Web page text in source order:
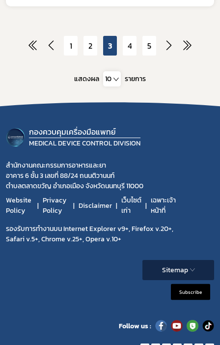
1 2 3 4 5
แสดงผล 10 รายการ
กองควบคุมเครื่องมือแพทย์
MEDICAL DEVICE CONTROL DIVISION
สำนักงานคณะกรรมการอาหารและยา
อาคาร 6 ชั้น 3 เลขที่ 88/24 ถนนติวานนท์
ตำบลตลาดขวัญ อำเภอเมือง จังหวัดนนทบุรี 11000
Website
Policy
Privacy
Policy
Disclaimer
เว็บไซต์
เก่า
เฉพาะเจ้า
หน้าที่
รองรับการทำงานบน Internet Explorer v9+, Firefox v.20+,
Safari v.5+, Chrome v.25+, Opera v.10+
Sitemap
Subscribe
Follow us :